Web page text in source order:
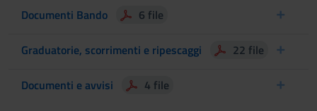
Documenti Bando 6 file
Graduatorie, scorrimenti e ripescaggi 22 file
Documenti e avvisi 4 file